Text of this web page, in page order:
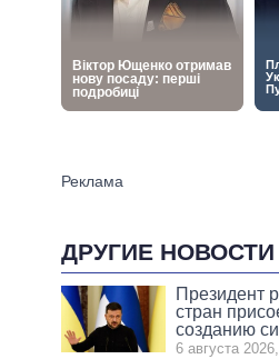
ДРУГИЕ
Президент
стран
созданию
6 августа